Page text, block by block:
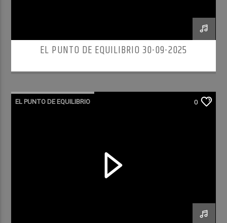
EL PUNTO DE EQUILIBRIO 30-09-2025
EL PUNTO DE EQUILIBRIO 0